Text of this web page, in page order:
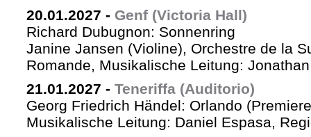
20.01.2027 - Genf (Victoria Hall)
Richard Dubugnon: Sonnenring
Janine Jansen (Violine), Orchestre de la
Romande, Musikalische Leitung:
21.01.2027 - Teneriffa (Auditorio)
Georg Friedrich Händel: Orlando
Musikalische Leitung: Daniel Espasa,